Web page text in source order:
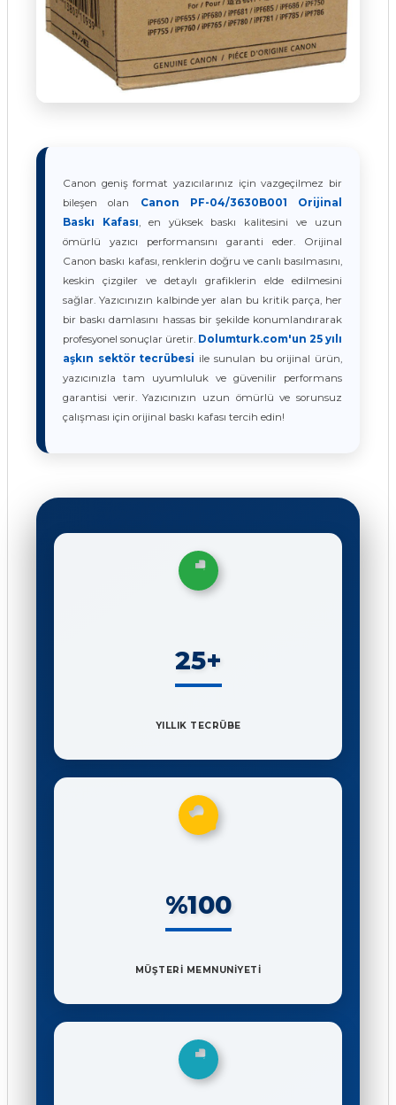
Canon geniş format yazıcılarınız için vazgeçilmez bir
bileşen olan
Canon PF-04/3630B001 Orijinal
Baskı Kafası, en yüksek baskı kalitesini ve uzun
ömürlü yazıcı performansını garanti eder. Orijinal
Canon baskı kafası, renklerin doğru ve canlı basılmasını,
keskin çizgiler ve detaylı grafiklerin elde edilmesini
sağlar. Yazıcınızın kalbinde yer alan bu kritik parça, her
bir baskı damlasını hassas bir şekilde konumlandırarak
profesyonel sonuçlar üretir. Dolumturk.com'un 25 yılı
aşkın sektör tecrübesi ile sunulan bu orijinal ürün,
yazıcınızla tam uyumluluk ve güvenilir performans
garantisi verir. Yazıcınızın uzun ömürlü ve sorunsuz
çalışması için orijinal baskı kafası tercih edin!
25+
YILLIK TECRÜBE
%100
MÜŞTERİ MEMNUNİYETİ